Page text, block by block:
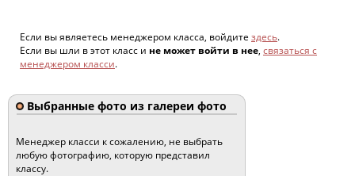
Если вы являетесь менеджером класса, войдите здесь.
Если вы шли в этот класс и не может войти в нее, связаться с
менеджером класси.
Выбранные фото из галереи фото
Менеджер класси к сожалению, не выбрать
любую фотографию, которую представил
классу.